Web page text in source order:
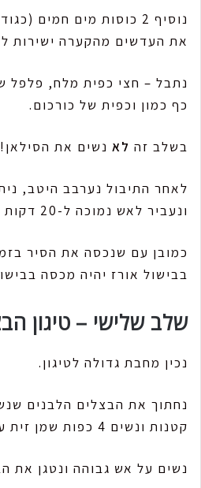
נוסיף 2 כוסות מים חמים
את העדשים מהקערה ישירות
נתבל – חצי כפית מלח, פלפל
כף כמון וכפית של כורכום.
בשלב זה לא נשים את הסילאן!
לאחר התיבול נערבב היטב,
ונעביר לאש נמוכה ל-20 דקות בישול (פתחו שעון).
כמובן עם שנכסה את הסיר
בבישול אורז יהיה מכסה
שלב שלישי – טיגון
נכין מחבת גדולה לטיגון.
קטנות ונשים 4 כפות שמן זית על המחבת.
נשים על אש גבוהה ונטגן את